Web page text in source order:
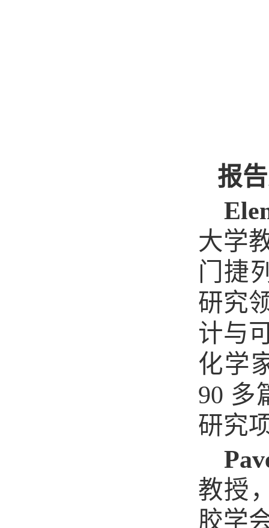
报
大学
门捷
研究
计与
化学
90 多
研究
教授
胶学